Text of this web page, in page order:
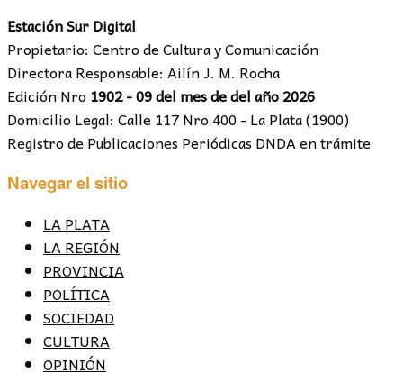
Estación Sur Digital
Propietario: Centro de Cultura y Comunicación
Directora Responsable: Ailín J. M. Rocha
Edición Nro 1902 - 09 del mes de del año 2026
Domicilio Legal: Calle 117 Nro 400 - La Plata (1900)
Registro de Publicaciones Periódicas DNDA en trámite
Navegar el sitio
LA PLATA
LA REGIÓN
PROVINCIA
POLÍTICA
SOCIEDAD
CULTURA
OPINIÓN